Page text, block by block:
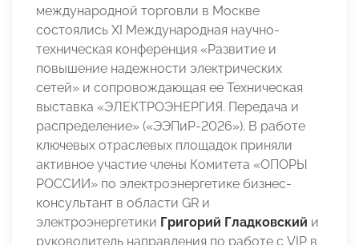
международной торговли в Москве
состоялись XI Международная научно-
техническая конференция «Развитие и
повышение надежности электрических
сетей» и сопровождающая ее Техническая
выставка «ЭЛЕКТРОЭНЕРГИЯ. Передача и
распределение» («ЭЭПиР-2026»). В работе
ключевых отраслевых площадок приняли
активное участие члены Комитета «ОПОРЫ
РОССИИ» по электроэнергетике бизнес-
консультант в области GR и
электроэнергетики Григорий Гладковский и
руководитель направления по работе с VIP в